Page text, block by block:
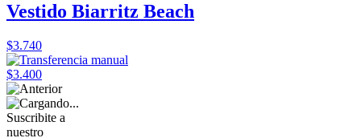
Vestido Biarritz Beach
$3.740
$3.400
Suscribite a
nuestro